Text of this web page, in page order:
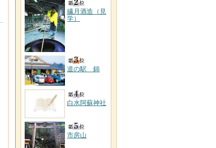
繊月酒造（見
学）
道の駅 錦
白水阿蘇神社
市房山